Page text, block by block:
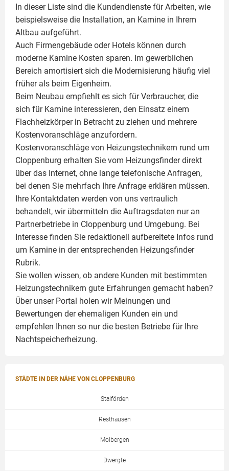
In dieser Liste sind die Kundendienste für Arbeiten, wie
beispielsweise die Installation, an Kamine in Ihrem
Altbau aufgeführt.
Auch Firmengebäude oder Hotels können durch
moderne Kamine Kosten sparen. Im gewerblichen
Bereich amortisiert sich die Modernisierung häufig viel
früher als beim Eigenheim.
Beim Neubau empfiehlt es sich für Verbraucher, die
sich für Kamine interessieren, den Einsatz einem
Flachheizkörperin Betracht zu ziehen und mehrere
Kostenvoranschläge anzufordern.
Kostenvoranschläge von Heizungstechnikern rund um
Cloppenburg erhalten Sie vom Heizungsfinder direkt
über das Internet, ohne lange telefonische Anfragen,
bei denen Sie mehrfach Ihre Anfrage erklären müssen.
Ihre Kontaktdaten werden von uns vertraulich
behandelt, wir übermitteln die Auftragsdaten nur an
Partnerbetriebe in Cloppenburg und Umgebung. Bei
Interesse finden Sie redaktionell aufbereitete Infos rund
um Kamine in der entsprechenden Heizungsfinder
Rubrik.
Sie wollen wissen, ob andere Kunden mit bestimmten
Heizungstechnikern gute Erfahrungen gemacht haben?
Über unser Portal holen wir Meinungen und
Bewertungen der ehemaligen Kunden ein und
empfehlen Ihnen so nur die besten Betriebe für Ihre
Nachtspeicherheizung.
STÄDTE IN DER NÄHE VON CLOPPENBURG
Stalförden
Resthausen
Molbergen
Dwergte